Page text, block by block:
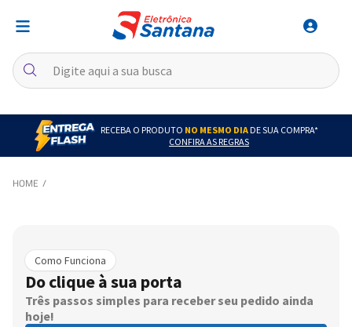
RECEBA O PRODUTO NO MESMO DIADE SUA COMPRA*
CONFIRA AS REGRAS
Como Funciona
Do clique à sua porta
Três passos simples para receber seu pedido ainda
hoje!